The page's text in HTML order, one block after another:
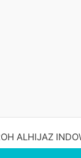
ALHIJAZ